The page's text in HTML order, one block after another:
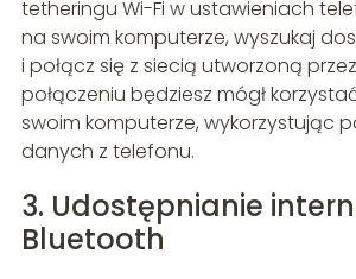
tetheringu Wi-Fi w ustawieniach
na swoim komputerze, wyszukaj
i połącz się z siecią utworzoną
połączeniu będziesz mógł
swoim komputerze, wykorzystując
danych z telefonu.
3. Udostępnianie
Bluetooth